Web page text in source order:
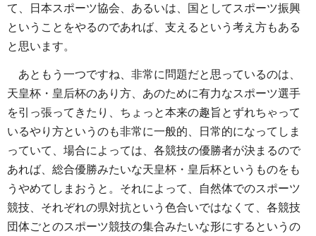
て、日本スポーツ協会、あるいは、国としてスポーツ振興
ということをやるのであれば、支えるという考え方もある
と思います。
あともう一つですね、非常に問題だと思っているのは、
天皇杯・皇后杯のあり方、あのために有力なスポーツ選手
を引っ張ってきたり、ちょっと本来の趣旨とずれちゃって
いるやり方というのも非常に一般的、日常的になってしま
っていて、場合によっては、各競技の優勝者が決まるので
あれば、総合優勝みたいな天皇杯・皇后杯というものをも
うやめてしまおうと。それによって、自然体でのスポーツ
競技、それぞれの県対抗という色合いではなくて、各競技
団体ごとのスポーツ競技の集合みたいな形にするというの